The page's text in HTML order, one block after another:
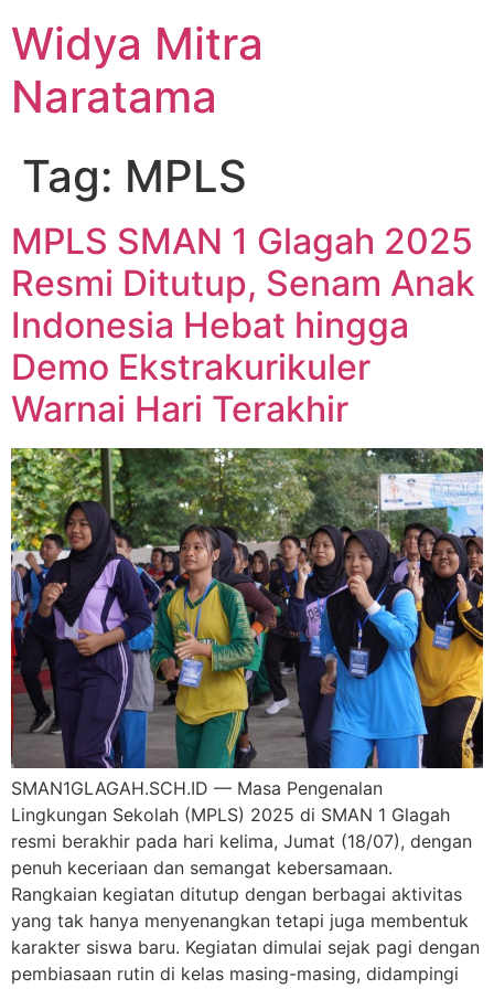
Widya Mitra
Naratama
Tag: MPLS
MPLS SMAN 1 Glagah 2025
Resmi Ditutup, Senam Anak
Indonesia Hebat hingga
Demo Ekstrakurikuler
Warnai Hari Terakhir
SMAN1GLAGAH.SCH.ID — Masa Pengenalan
Lingkungan Sekolah (MPLS) 2025 di SMAN 1 Glagah
resmi berakhir pada hari kelima, Jumat (18/07), dengan
penuh keceriaan dan semangat kebersamaan.
Rangkaian kegiatan ditutup dengan berbagai aktivitas
yang tak hanya menyenangkan tetapi juga membentuk
karakter siswa baru. Kegiatan dimulai sejak pagi dengan
pembiasaan rutin di kelas masing-masing, didampingi